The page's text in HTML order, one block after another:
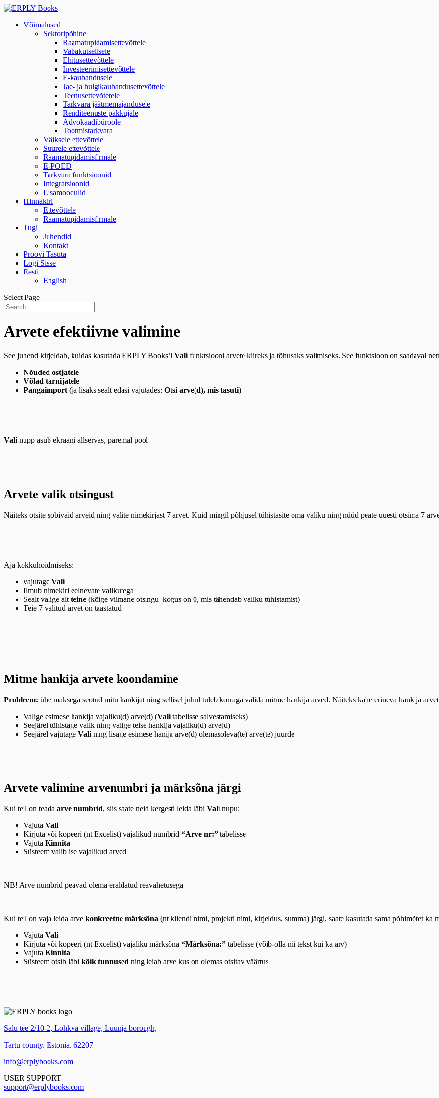
Võimalused
Sektoripõhine
Raamatupidamisettevõttele
Vabakutselisele
Ehitusettevõttele
Investeerimisettevõttele
E-kaubandusele
Jae- ja hulgikaubandusettevõttele
Teenusettevõtetele
Tarkvara jäätmemajandusele
Renditeenuste pakkujale
Advokaadibüroole
Tootmistarkvara
Väiksele ettevõttele
Suurele ettevõttele
Raamatupidamisfirmale
E-POED
Tarkvara funktsioonid
Integratsioonid
Lisamoodulid
Hinnakiri
Ettevõttele
Raamatupidamisfirmale
Tugi
Juhendid
Kontakt
Proovi Tasuta
Logi Sisse
Eesti
English
Select Page
Arvete efektiivne valimine
See juhend kirjeldab, kuidas kasutada ERPLY Books’i Vali funktsiooni arvete kiireks ja tõhusaks valimiseks. See funktsioon on saadaval
Nõuded ostjatele
Võlad tarnijatele
Pangaimport (ja lisaks sealt edasi vajutades: Otsi arve(d), mis tasuti)
Vali nupp asub ekraani allservas, paremal pool
Arvete valik otsingust
Näiteks otsite sobivaid arveid ning valite nimekirjast 7 arvet. Kuid mingil põhjusel tühistasite oma valiku ning nüüd peate uuesti otsima 7
Aja kokkuhoidmiseks:
vajutage Vali
Ilmub nimekiri eelnevate valikutega
Sealt valige alt teine (kõige viimane otsingu kogus on 0, mis tähendab valiku tühistamist)
Teie 7 valitud arvet on taastatud
Mitme hankija arvete koondamine
Probleem: ühe maksega seotud mitu hankijat ning sellisel juhul tuleb korraga valida mitme hankija arved. Näiteks kahe erineva hankija
Valige esimese hankija vajaliku(d) arve(d) (Vali tabelisse salvestamiseks)
Seejärel tühistage valik ning valige teise hankija vajaliku(d) arve(d)
Seejärel vajutage Vali ning lisage esimese hanija arve(d) olemasoleva(te) arve(te) juurde
Arvete valimine arvenumbri ja märksõna järgi
Kui teil on teada arve numbrid, siis saate neid kergesti leida läbi Vali nupu:
Vajuta Vali
Kirjuta või kopeeri (nt Excelist) vajalikud numbrid “Arve nr:” tabelisse
Vajuta Kinnita
Süsteem valib ise vajalikud arved
NB! Arve numbrid peavad olema eraldatud reavahetusega
Kui teil on vaja leida arve konkreetne märksõna (nt kliendi nimi, projekti nimi, kirjeldus, summa) järgi, saate kasutada sama põhimõtet ka
Vajuta Vali
Kirjuta või kopeeri (nt Excelist) vajaliku märksõna “Märksõna:” tabelisse (võib-olla nii tekst kui ka arv)
Vajuta Kinnita
Süsteem otsib läbi kõik tunnused ning leiab arve kus on olemas otsitav väärtus
Salu tee 2/10-2, Lohkva village, Luunja borough,
Tartu county, Estonia, 62207
info@erplybooks.com
USER SUPPORT
support@erplybooks.com